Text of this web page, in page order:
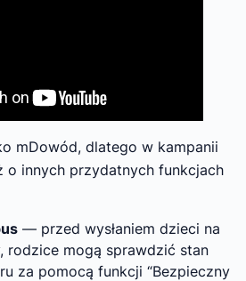
mDowód, dlatego w kampanii
o innych przydatnych funkcjach
— przed wysłaniem dzieci na
rodzice mogą sprawdzić stan
za pomocą funkcji “Bezpieczny